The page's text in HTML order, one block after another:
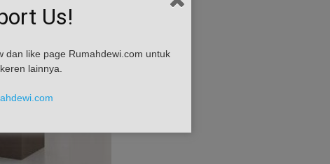
Us!
dan like page Rumahdewi.com untuk
lainnya.